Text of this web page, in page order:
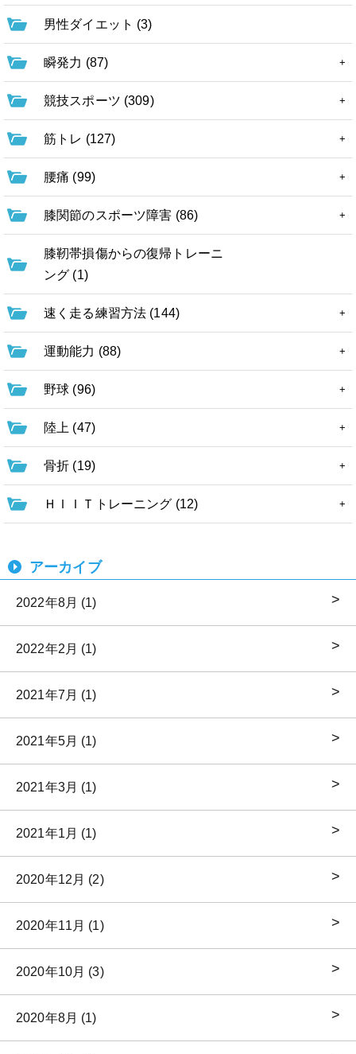
男性ダイエット (3)
瞬発力 (87)
競技スポーツ (309)
筋トレ (127)
腰痛 (99)
膝関節のスポーツ障害 (86)
膝靭帯損傷からの復帰トレーニ
ング (1)
速く走る練習方法 (144)
運動能力 (88)
野球 (96)
陸上 (47)
骨折 (19)
ＨＩＩＴトレーニング (12)
アーカイブ
2022年8月 (1)
2022年2月 (1)
2021年7月 (1)
2021年5月 (1)
2021年3月 (1)
2021年1月 (1)
2020年12月 (2)
2020年11月 (1)
2020年10月 (3)
2020年8月 (1)